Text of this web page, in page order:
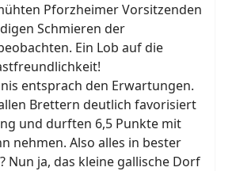
Pforzheimer Vorsitzenden
Schmieren der
Ein Lob auf die
entsprach den Erwartungen.
Brettern deutlich favorisiert
und durften 6,5 Punkte mit
nehmen. Also alles in bester
Nun ja, das kleine gallische Dorf